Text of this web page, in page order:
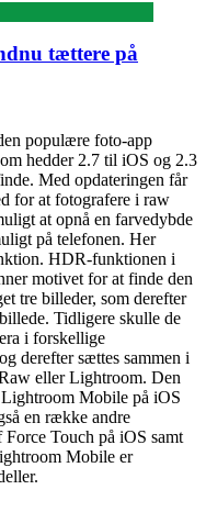
tættere på
populære foto-app
hedder 2.7 til iOS og 2.3
Med opdateringen får
for at fotografere i raw
at opnå en farvedybde
på telefonen. Her
HDR-funktionen i
motivet for at finde den
tre billeder, som derefter
Tidligere skulle de
i forskellige
derefter sættes sammen i
eller Lightroom. Den
Mobile på iOS
en række andre
Touch på iOS samt
Mobile er